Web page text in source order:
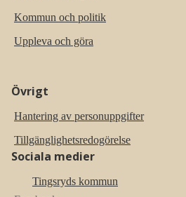
Kommun och politik
Uppleva och göra
Övrigt
Hantering av personuppgifter
Tillgänglighetsredogörelse
Sociala medier
Tingsryds kommun